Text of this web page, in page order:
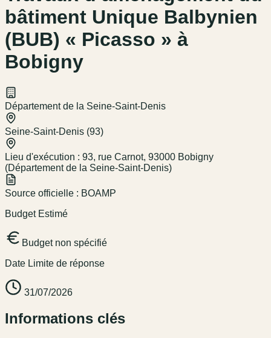
bâtiment Unique Balbynien
(BUB) « Picasso » à
Bobigny
Département de la Seine-Saint-Denis
Seine-Saint-Denis (93)
Lieu d'exécution : 93, rue Carnot, 93000 Bobigny
(Département de la Seine-Saint-Denis)
Source officielle : BOAMP
Budget Estimé
Budget non spécifié
Date Limite de réponse
31/07/2026
Informations clés